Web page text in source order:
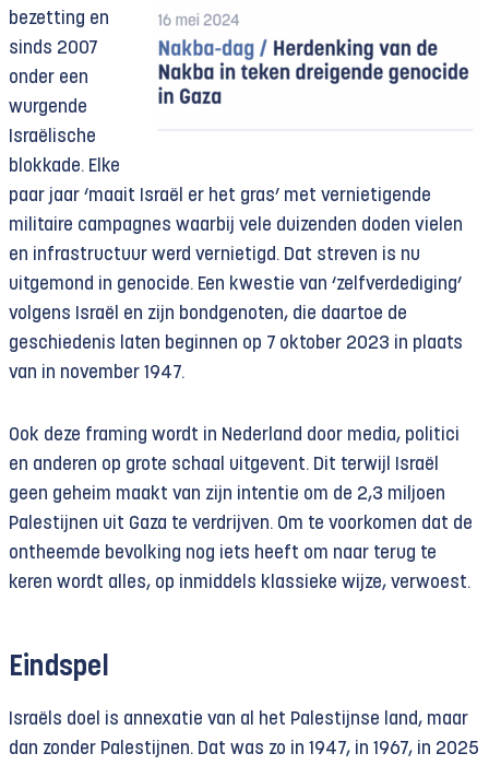
bezetting en
sinds 2007
onder een
wurgende
Israëlische
blokkade. Elke
paar jaar ‘maait Israël er het gras’ met vernietigende
militaire campagnes waarbij vele duizenden doden vielen
en infrastructuur werd vernietigd. Dat streven is nu
uitgemond in genocide. Een kwestie van ‘zelfverdediging’
volgens Israël en zijn bondgenoten, die daartoe de
geschiedenis laten beginnen op 7 oktober 2023 in plaats
van in november 1947.
Ook deze framing wordt in Nederland door media, politici
en anderen op grote schaal uitgevent. Dit terwijl Israël
geen geheim maakt van zijn intentie om de 2,3 miljoen
Palestijnen uit Gaza te verdrijven. Om te voorkomen dat de
ontheemde bevolking nog iets heeft om naar terug te
keren wordt alles, op inmiddels klassieke wijze, verwoest.
Eindspel
Israëls doel is annexatie van al het Palestijnse land, maar
dan zonder Palestijnen. Dat was zo in 1947, in 1967, in 2025